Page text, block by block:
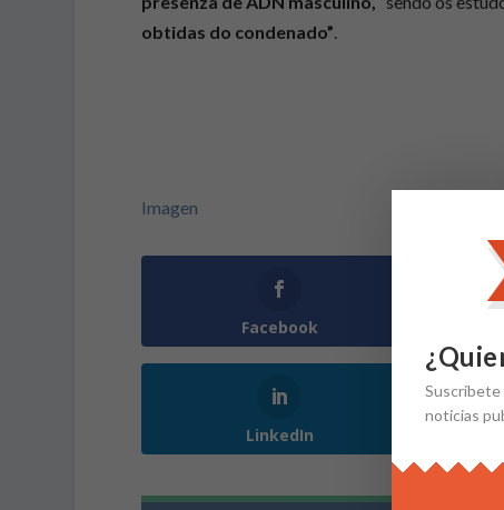
obtidas do condenado”.
Imagen
Facebook
LinkedIn
Suscríbete
noticias